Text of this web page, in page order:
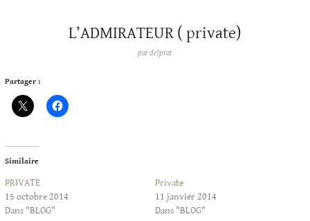
L’ADMIRATEUR ( private)
pardelprat
Partager :
Similaire
PRIVATE
15 octobre 2014
Dans "BLOG"
Private
11 janvier 2014
Dans "BLOG"